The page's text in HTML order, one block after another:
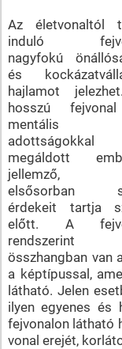
Az életvonaltól
induló
nagyfokú
és
hajlamot
hosszú
mentális
adottságokkal
megáldott
jellemző,
elsősorban
érdekeit tartja
előtt. A
rendszerint
összhangban van
a képtípussal,
látható. Jelen
ilyen egyenes és
fejvonalon látható
vonal erejét,